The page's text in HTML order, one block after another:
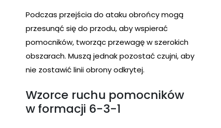
Podczas przejścia do ataku obrońcy mogą
przesunąć się do przodu, aby wspierać
pomocników, tworząc przewagę w szerokich
obszarach. Muszą jednak pozostać czujni, aby
nie zostawić linii obrony odkrytej.
Wzorce ruchu pomocników
w formacji 6-3-1